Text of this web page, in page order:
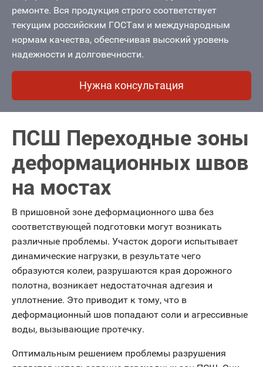
ремонте. Вся продукция строго соответствует
текущим российским ГОСТам и международным
нормам качества, обеспечивая высокий уровень
надежности и долговечности.
Нужна консультация
ПСШ Переходные зоны
деформационных швов
на мостах
В пришовной зоне деформационного шва без
соответствующей подготовки могут возникать
различные проблемы. Участок дороги испытывает
динамические нагрузки, в результате чего
образуются колеи, разрушаются края дорожного
полотна, возникает недостаточная адгезия и
уплотнение. Это приводит к тому, что в
деформационный шов попадают соли и агрессивные
воды, вызывающие протечку.
Оптимальным решением проблемы разрушения